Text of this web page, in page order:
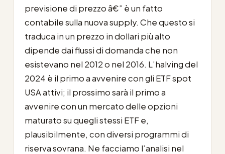
previsione di prezzo â€” è un fatto
contabile sulla nuova supply. Che questo si
traduca in un prezzo in dollari più alto
dipende dai flussi di domanda che non
esistevano nel 2012 o nel 2016. L’halving del
2024 è il primo a avvenire con gli ETF spot
USA attivi; il prossimo sarà il primo a
avvenire con un mercato delle opzioni
maturato su quegli stessi ETF e,
plausibilmente, con diversi programmi di
riserva sovrana. Ne facciamo l’analisi nel